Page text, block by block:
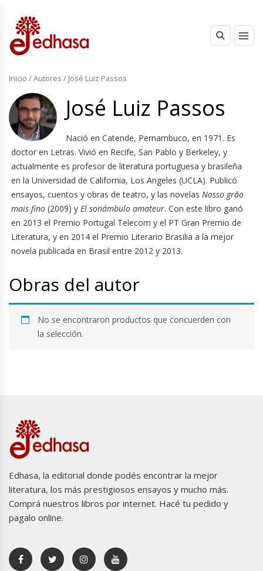
Inicio / Autores / José Luiz Passos
José Luiz Passos
Nació en Catende, Pernambuco, en 1971. Es
doctor en Letras. Vivió en Recife, San Pablo y Berkeley, y
actualmente es profesor de literatura portuguesa y brasileña
en la Universidad de California, Los Angeles (UCLA). Publicó
ensayos, cuentos y obras de teatro, y las novelas Nosso grão
mais fino (2009) y El sonámbulo amateur. Con este libro ganó
en 2013 el Premio Portugal Telecom y el PT Gran Premio de
Literatura, y en 2014 el Premio Literario Brasilia a la mejor
novela publicada en Brasil entre 2012 y 2013.
Obras del autor
No se encontraron productos que concuerden con
la selección.
Edhasa, la editorial donde podés encontrar la mejor
literatura, los más prestigiosos ensayos y mucho más.
Comprá nuestros libros por internet. Hacé tu pedido y
pagalo online.